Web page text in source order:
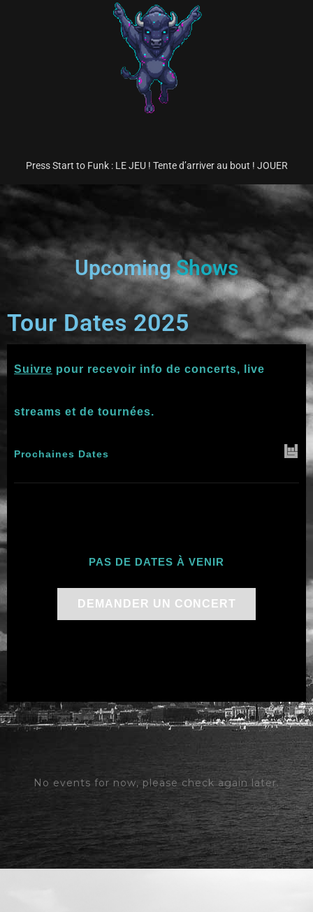
Press Start to Funk : LE JEU ! Tente d’arriver au bout ! JOUER
UpcomingShows
Tour Dates 2025
Suivre pour recevoir info de concerts, live
streams et de tournées.
Prochaines Dates
PAS DE DATES À VENIR
DEMANDER UN CONCERT
No events for now, please check again later.